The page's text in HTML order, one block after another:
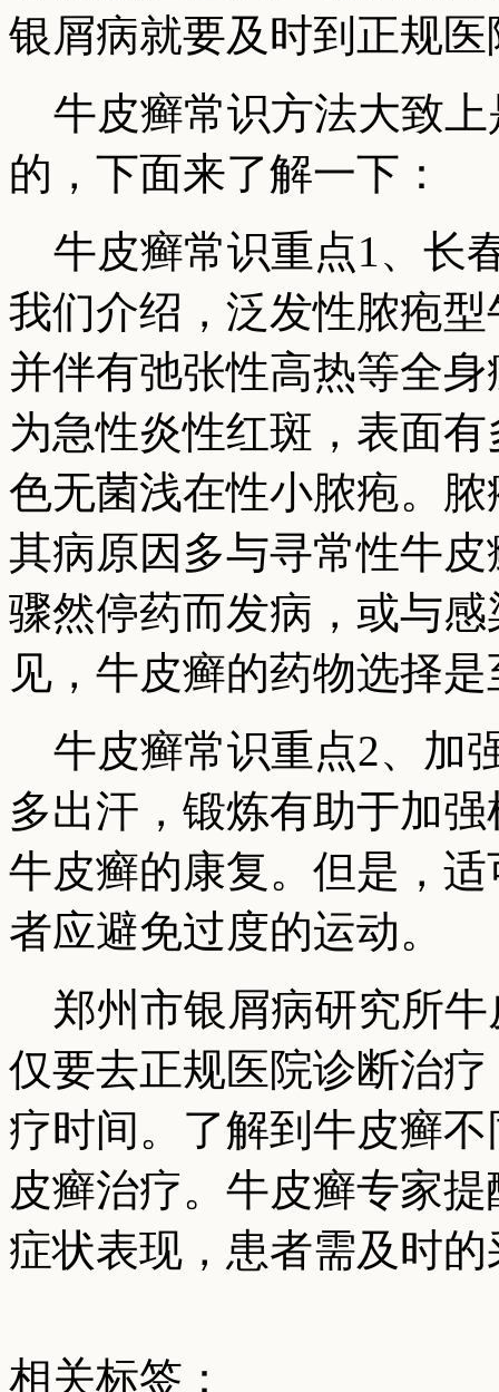
银屑病就要及时到正规
牛皮癣常识方法大致上
的，下面来了解一下：
牛皮癣常识重点1、长
我们介绍，泛发性脓疱
并伴有弛张性高热等全
为急性炎性红斑，表面
色无菌浅在性小脓疱。
其病原因多与寻常性牛
骤然停药而发病，或与
见，牛皮癣的药物选择
牛皮癣常识重点2、加
多出汗，锻炼有助于加
牛皮癣的康复。但是，
者应避免过度的运动。
郑州市银屑病研究所牛
仅要去正规医院诊断治
疗时间。了解到牛皮癣
皮癣治疗。牛皮癣专家
症状表现，患者需及时
相关标签：